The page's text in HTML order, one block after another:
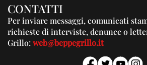
CONTATTI
Per inviare messaggi, comunicati
richieste di interviste, denunce o
Grillo:web@beppegrillo.it